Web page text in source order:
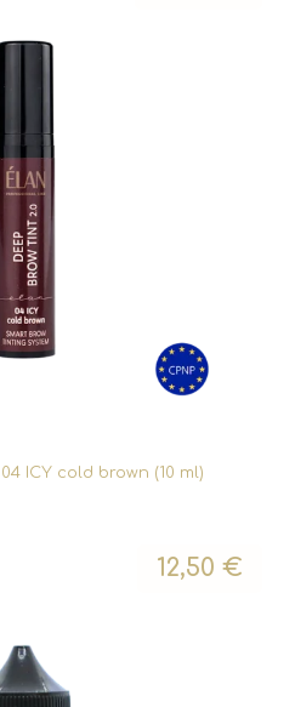
ICY cold brown (10 ml)
12,50 €